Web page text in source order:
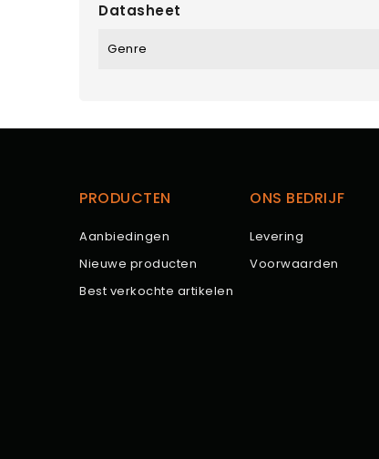
Datasheet
Genre
PRODUCTEN
Aanbiedingen
Nieuwe producten
Best verkochte artikelen
ONS BEDRIJF
Levering
Voorwaarden